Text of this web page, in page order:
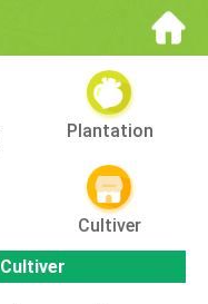
Plantation
Cultiver
Cultiver